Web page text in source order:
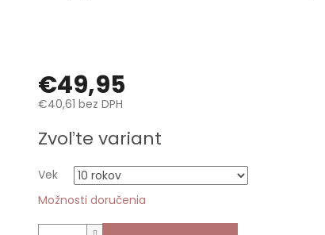
€49,95
€40,61 bez DPH
cena:
Zvoľte variant
Vek
Možnosti doručenia